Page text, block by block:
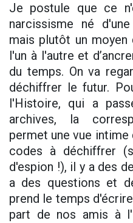
Je postule que ce
narcissisme né
mais plutôt un
l'un à l'autre et
du temps. On va
déchiffrer le futur.
l'Histoire, qui a
archives, la
permet une vue intime
codes à déchiffrer
d'espion !), il y a des
a des questions et
prend le temps
part de nos amis à